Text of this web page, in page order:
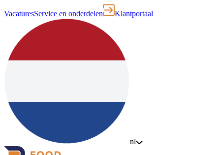
VacaturesService en onderdelen Klantportaal
nl